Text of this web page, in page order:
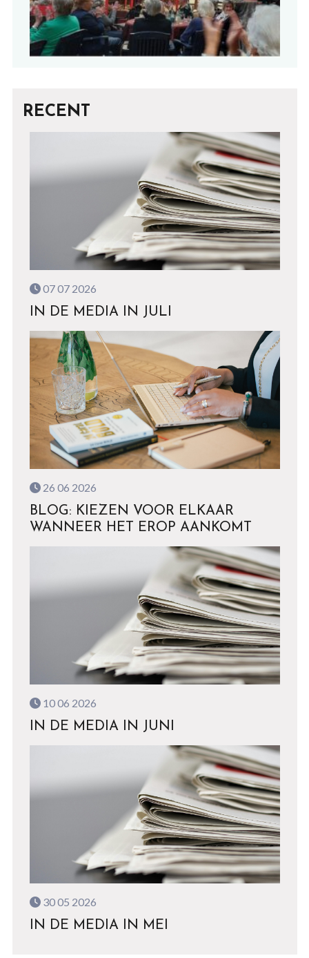
RECENT
07 07 2026
IN DE MEDIA IN JULI
26 06 2026
BLOG: KIEZEN VOOR ELKAAR
WANNEER HET EROP AANKOMT
10 06 2026
IN DE MEDIA IN JUNI
30 05 2026
IN DE MEDIA IN MEI